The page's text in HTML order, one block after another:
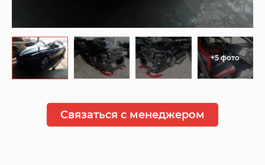
+5 фото
Связаться с менеджером